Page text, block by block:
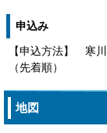
申込み
【申込方法】 寒川
（先着順）
地図